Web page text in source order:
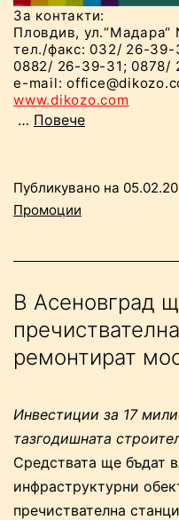
За контакти:
Пловдив, ул.“Мадара“
тел./факс: 032/ 26-
0882/ 26-39-31; 0878/
e-mail:
www.dikozo.com
… Повече“ДИКОЗО
МАРКИРАНЕ,
Публикувано на
Промоции
В Асеновград
ремонтират
Инвестиции за 17
тазгодишната
Средствата ще бъдат
инфраструктурни
пречиствателна